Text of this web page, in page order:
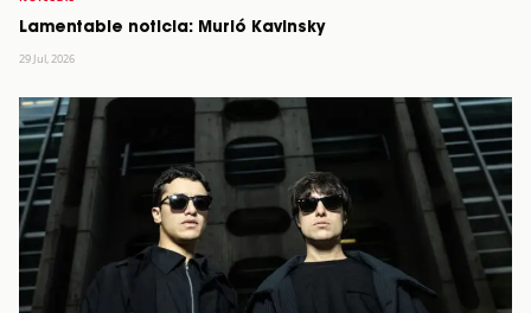
Lamentable noticia: Murió Kavinsky
29 Jul, 2026